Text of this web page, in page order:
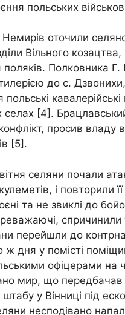
польських
оточили
Вільного
поляків. Полковника
до с.
селах [4].
просив владу
[5].
селяни почали
і повторили
та не звиклі до
спричинили
перейшли до
ж дня у помісті
офіцерами на
мир, що передбачав
у Вінниці під
несподівано